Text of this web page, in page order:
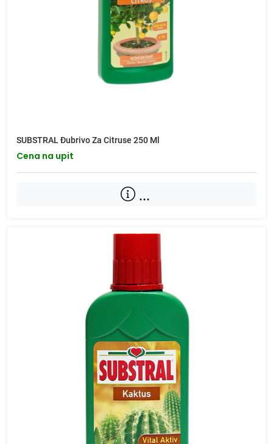
SUBSTRAL Đubrivo Za Citruse 250 Ml
Cena na upit
...